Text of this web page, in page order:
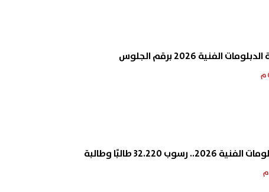
الفنية 2026 برقم الجلوس
32.220 طالبًا وطالبة
الإلكترونية الجديدة
الاستفادة منها
فتح ملف تسجيل شرائح المحمول